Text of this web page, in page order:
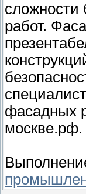
сложности
работ.
фасадных
москве.рф.